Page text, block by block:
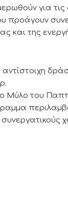
για τις
προάγουν
και της
Μύλο του